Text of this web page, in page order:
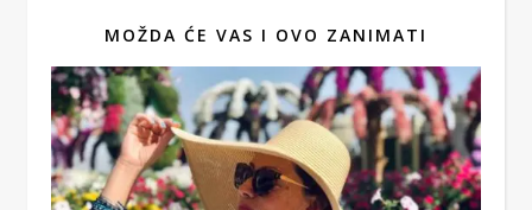
MOŽDA ĆE VAS I OVO ZANIMATI